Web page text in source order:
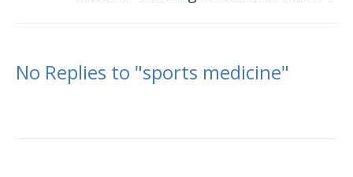
No Replies to "sports medicine"